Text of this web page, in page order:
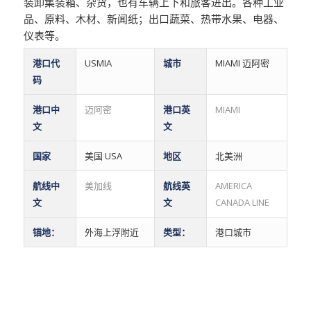
品、原料、木材、新闻纸；出口蔬菜、热带水果、电器、
仪表等。
港口代
码
USMIA 城市 MIAMI 迈阿密
港口中
文
迈阿密
港口英
文
MIAMI
国家 美国 USA 地区 北美洲
航线中
文
美加线
航线英
文
AMERICA
CANADA LINE
锚地： 外海上浮附近 类型： 港口城市